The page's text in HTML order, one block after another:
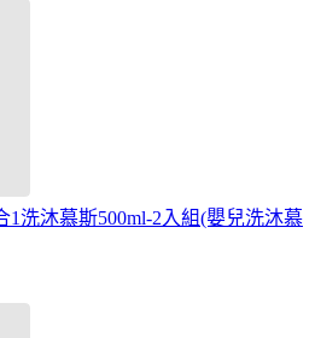
1洗沐慕斯500ml-2入組(嬰兒洗沐慕